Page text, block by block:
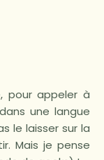
pour appeler à
une langue
le laisser sur la
Mais je pense